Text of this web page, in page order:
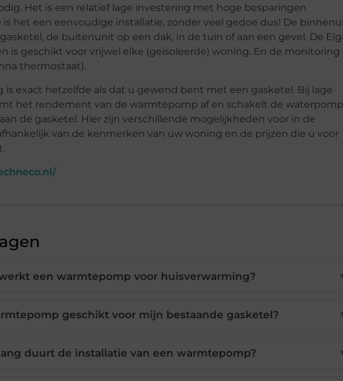
Het is een relatief lage investering met hoge besparingen
is het een eenvoudige installatie, zonder veel gedoe dus! De
de buitenunit op een dak, in de tuin of aan een gevel. De
is geschikt voor vrijwel elke (geïsoleerde) woning. En de monitoring
thermostaat).
exact hetzelfde als dat u gewend bent met een gasketel. Bij lage
het rendement van de warmtepomp af en schakelt de waterpomp
de gasketel. Hier zijn verschillende mogelijkheden voor in de
van de kenmerken van uw woning en de prijzen die u voor
een warmtepomp voor huisverwarming?
geschikt voor mijn bestaande gasketel?
duurt de installatie van een warmtepomp?